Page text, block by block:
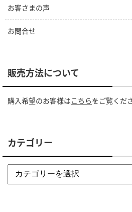
お客さまの声
お問合せ
販売方法について
購入希望のお客様はこちらをご覧くだ
カテゴリー